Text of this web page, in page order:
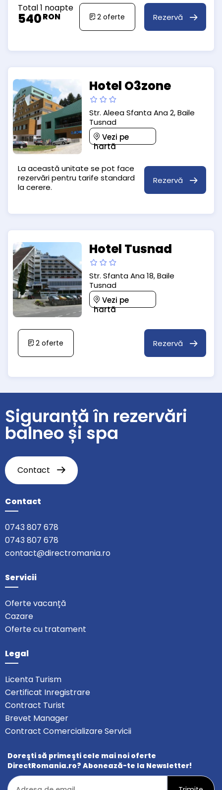
Total 1 noapte
540RON 2 oferte Rezervă
Hotel O3zone
Str. Aleea Sfanta Ana 2, Baile
Tusnad
Vezi pe
hartă
La această unitate se pot face
rezervări pentru tarife standard
la cerere.
Rezervă
Hotel Tusnad
Str. Sfanta Ana 18, Baile
Tusnad
Vezi pe
hartă
2 oferte Rezervă
Siguranță în rezervări
balneo și spa
Contact
Contact
0743 807 678
0743 807 678
contact@directromania.ro
Servicii
Oferte vacanță
Cazare
Oferte cu tratament
Legal
Licenta Turism
Certificat Inregistrare
Contract Turist
Brevet Manager
Contract Comercializare Servicii
Doreşti să primeşti cele mai noi oferte
DirectRomania.ro? Abonează-te la Newsletter!